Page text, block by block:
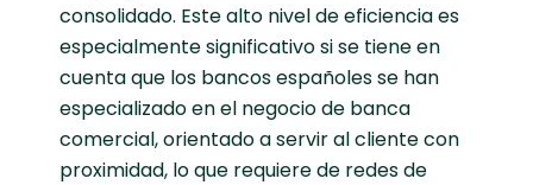
consolidado. Este alto nivel de eficiencia es
especialmente significativo si se tiene en
cuenta que los bancos españoles se han
especializado en el negocio de banca
comercial, orientado a servir al cliente con
proximidad, lo que requiere de redes de